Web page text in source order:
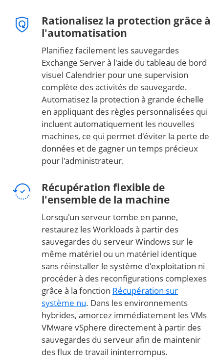
Rationalisez la protection grâce à
l'automatisation
Planifiez facilement les sauvegardes
Exchange Server à l'aide du tableau de bord
visuel Calendrier pour une supervision
complète des activités de sauvegarde.
Automatisez la protection à grande échelle
en appliquant des règles personnalisées qui
incluent automatiquement les nouvelles
machines, ce qui permet d'éviter la perte de
données et de gagner un temps précieux
pour l'administrateur.
Récupération flexible de
l'ensemble de la machine
Lorsqu'un serveur tombe en panne,
restaurez les Workloads à partir des
sauvegardes du serveur Windows sur le
même matériel ou un matériel identique
sans réinstaller le système d'exploitation ni
procéder à des reconfigurations complexes
grâce à la fonction Récupération sur
système nu. Dans les environnements
hybrides, amorcez immédiatement les VMs
VMware vSphere directement à partir des
sauvegardes du serveur afin de maintenir
des flux de travail ininterrompus.